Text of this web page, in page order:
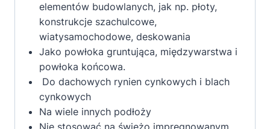
elementów budowlanych, jak np. płoty,
konstrukcje szachulcowe,
wiatysamochodowe, deskowania
Jako powłoka gruntująca, międzywarstwa i
powłoka końcowa.
Do dachowych rynien cynkowych i blach
cynkowych
Na wiele innych podłoży